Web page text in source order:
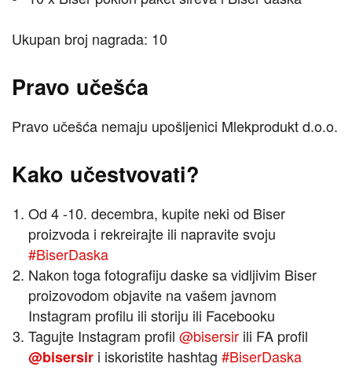
Ukupan broj nagrada: 10
Pravo učešća
Pravo učešća nemaju upošljenici Mlekprodukt d.o.o.
Kako učestvovati?
Od 4 -10. decembra, kupite neki od Biser
proizvoda i rekreirajte ili napravite svoju
#BiserDaska
Nakon toga fotografiju daske sa vidljivim Biser
proizovodom objavite na vašem javnom
Instagram profilu ili storiju ili Facebooku
Tagujte Instagram profil @bisersir ili FA profil
@bisersir i iskoristite hashtag #BiserDaska